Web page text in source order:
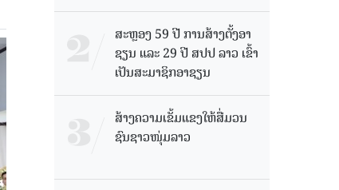
ສະຫຼອງ 59 ປີ ການສ້າງຕັ້ງອາ
ຊຽນ ແລະ 29 ປີ ສປປ ລາວ ເຂົ້າ
ເປັນສະມາຊິກອາຊຽນ
ສ້າງຄວາມເຂັ້ມແຂງໃຫ້ສື່ມວນ
ຊົນຊາວໜຸ່ມລາວ